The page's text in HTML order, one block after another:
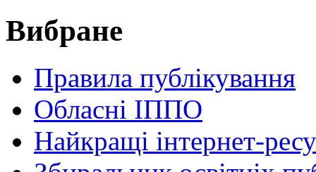
Вибране
Правила публікування
Обласні ІППО
Найкращі інтернет-